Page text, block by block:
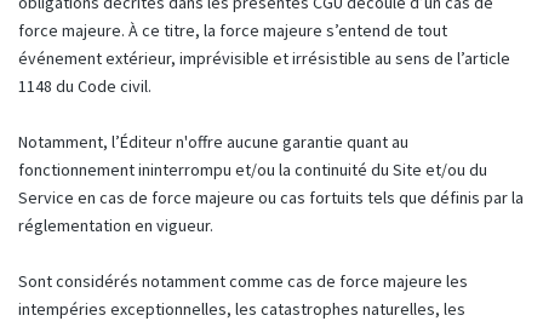
force majeure. À ce titre, la force majeure s’entend de tout
événement extérieur, imprévisible et irrésistible au sens de l’article
1148 du Code civil.
Notamment, l’Éditeur n'offre aucune garantie quant au
fonctionnement ininterrompu et/ou la continuité du Site et/ou du
Service en cas de force majeure ou cas fortuits tels que définis par la
réglementation en vigueur.
Sont considérés notamment comme cas de force majeure les
intempéries exceptionnelles, les catastrophes naturelles, les